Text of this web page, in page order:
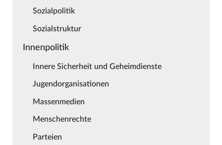
Sozialpolitik
Sozialstruktur
Innenpolitik
Innere Sicherheit und Geheimdienste
Jugendorganisationen
Massenmedien
Menschenrechte
Parteien